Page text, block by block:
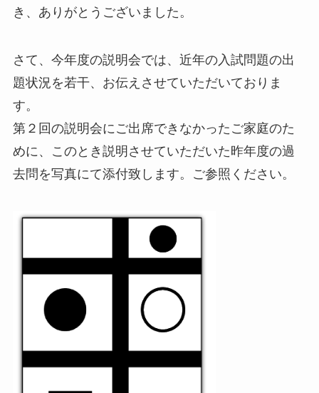
き、ありがとうございました。
さて、今年度の説明会では、近年の入試問題の出
題状況を若干、お伝えさせていただいておりま
す。
第２回の説明会にご出席できなかったご家庭のた
めに、このとき説明させていただいた昨年度の過
去問を写真にて添付致します。ご参照ください。